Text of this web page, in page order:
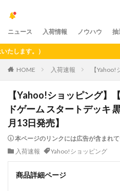
ニュース 入荷情報 ノウハウ 抽
す。）
HOME 入荷速報 【
【Yahoo!ショッピング】
ドゲーム スタートデッキ
月13日発売】
本ページのリンクには広告が含まれて
入荷速報
Yahoo!ショッピング
商品詳細ページ